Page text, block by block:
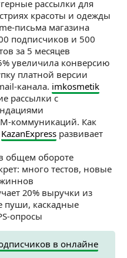
рассылки для
красоты и одежды
письма магазина
подписчиков и 500
за 5 месяцев
увеличила конверсию
платной версии
канала. imkosmetik
рассылки с
коммуникаций. Как
KazanExpress развивает
общем обороте
много тестов, новые
20% выручки из
пуши, каскадные
опросы
в онлайне